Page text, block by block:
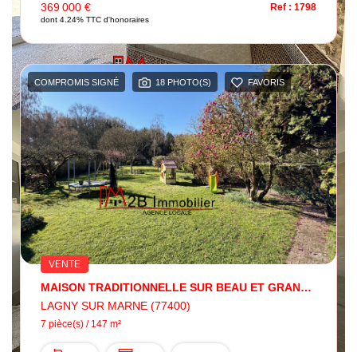
369 000 €
dont 4.24% TTC d'honoraires
Ref : 1798
COMPROMIS SIGNÉ 18 PHOTO(S) FAVORIS
VENTE
MAISON TRADITIONNELLE SUR BEAU ET GRAND JARDIN
LAGNY SUR MARNE (77400)
7 pièce(s) / 147 m²